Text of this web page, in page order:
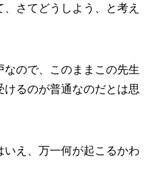
さてどうしよう、と考え
ので、このままこの先生
るのが普通なのだとは思
いえ、万一何が起こるかわ